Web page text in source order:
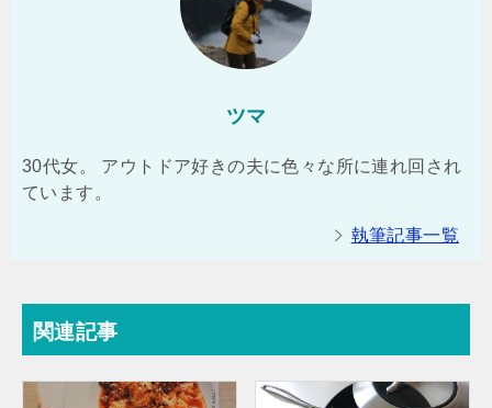
ツマ
30代女。 アウトドア好きの夫に色々な所に連れ回され
ています。
執筆記事一覧
関連記事